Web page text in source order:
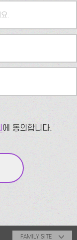
.
에 동의합니다.
FAMILY SITE